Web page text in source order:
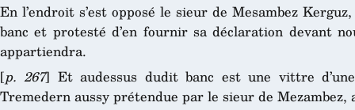
En l’endroit s’est opposé le sieur de Mesambez
banc et protesté d’en fournir sa déclaration devant
appartiendra.
[p. 267] Et audessus dudit banc est une vittre
Tremedern aussy prétendue par le sieur de Mezambez,